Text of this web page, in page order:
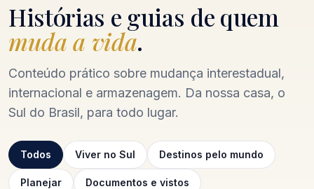
Histórias e guias de quem
muda a vida.
Conteúdo prático sobre mudança interestadual,
internacional e armazenagem. Da nossa casa, o
Sul do Brasil, para todo lugar.
Todos Viver no Sul Destinos pelo mundo
Planejar Documentos e vistos